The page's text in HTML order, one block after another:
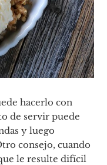
hacerlo con
de servir puede
y luego
consejo, cuando
le resulte difícil